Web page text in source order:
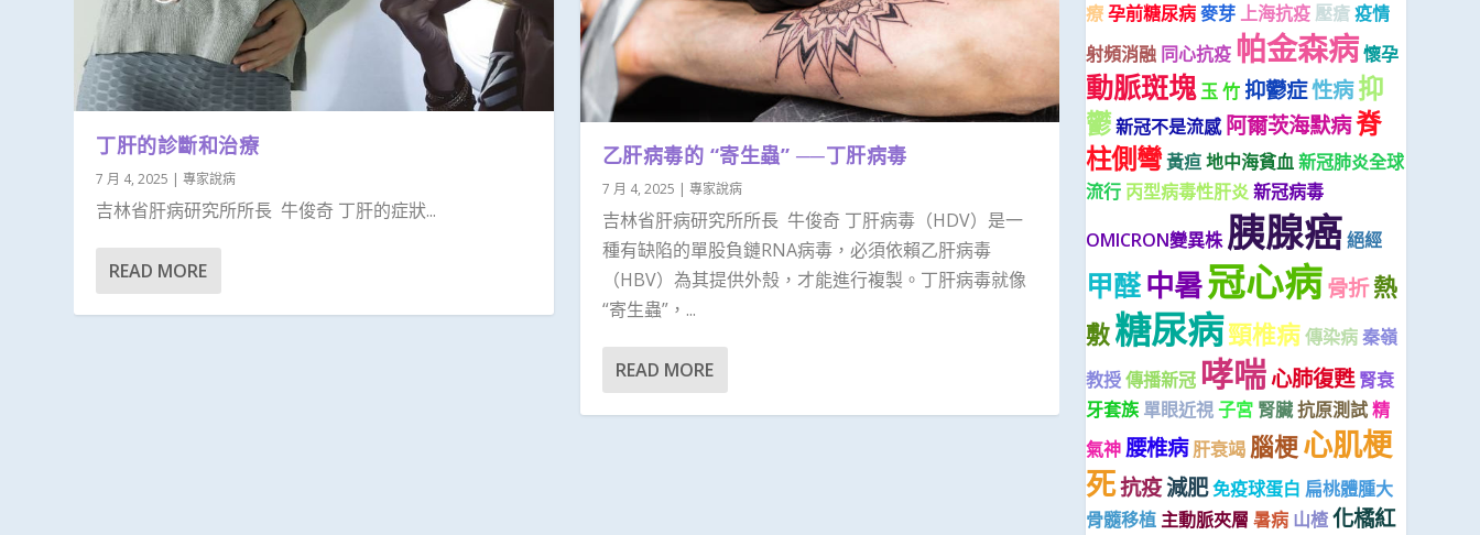
丁肝的診斷和治療
7 月 4, 2025 |專家說病
吉林省肝病研究所所長 牛俊奇 丁肝的症狀...
READ MORE
乙肝病毒的 “寄生蟲” ──丁肝病毒
7 月 4, 2025 | 專家說病
吉林省肝病研究所所長 牛俊奇 丁肝病毒（HDV）是一
種有缺陷的單股負鏈RNA病毒，必須依賴乙肝病毒
（HBV）為其提供外殼，才能進行複製。丁肝病毒就像
“寄生蟲”，...
READ MORE
療孕前糖尿病麥芽 上海抗疫 壓瘡疫情
射頻消融 同心抗疫 帕金森病懷孕
動脈斑塊玉 竹抑鬱症性病抑
鬱新冠不是流感 阿爾茨海默病脊
柱側彎黃疸地中海貧血新冠肺炎全球
流行 丙型病毒性肝炎 新冠病毒
OMICRON變異株 胰腺癌絕經
甲醛中暑冠心病骨折熱
敷糖尿病頸椎病傳染病秦嶺
教授傳播新冠 哮喘心肺復甦 腎衰
牙套族 單眼近視子宮 腎臟抗原測試精
氣神腰椎病 肝衰竭 腦梗心肌梗
死抗疫減肥免疫球蛋白 扁桃體腫大
骨髓移植 主動脈夾層 暑病 山楂化橘紅